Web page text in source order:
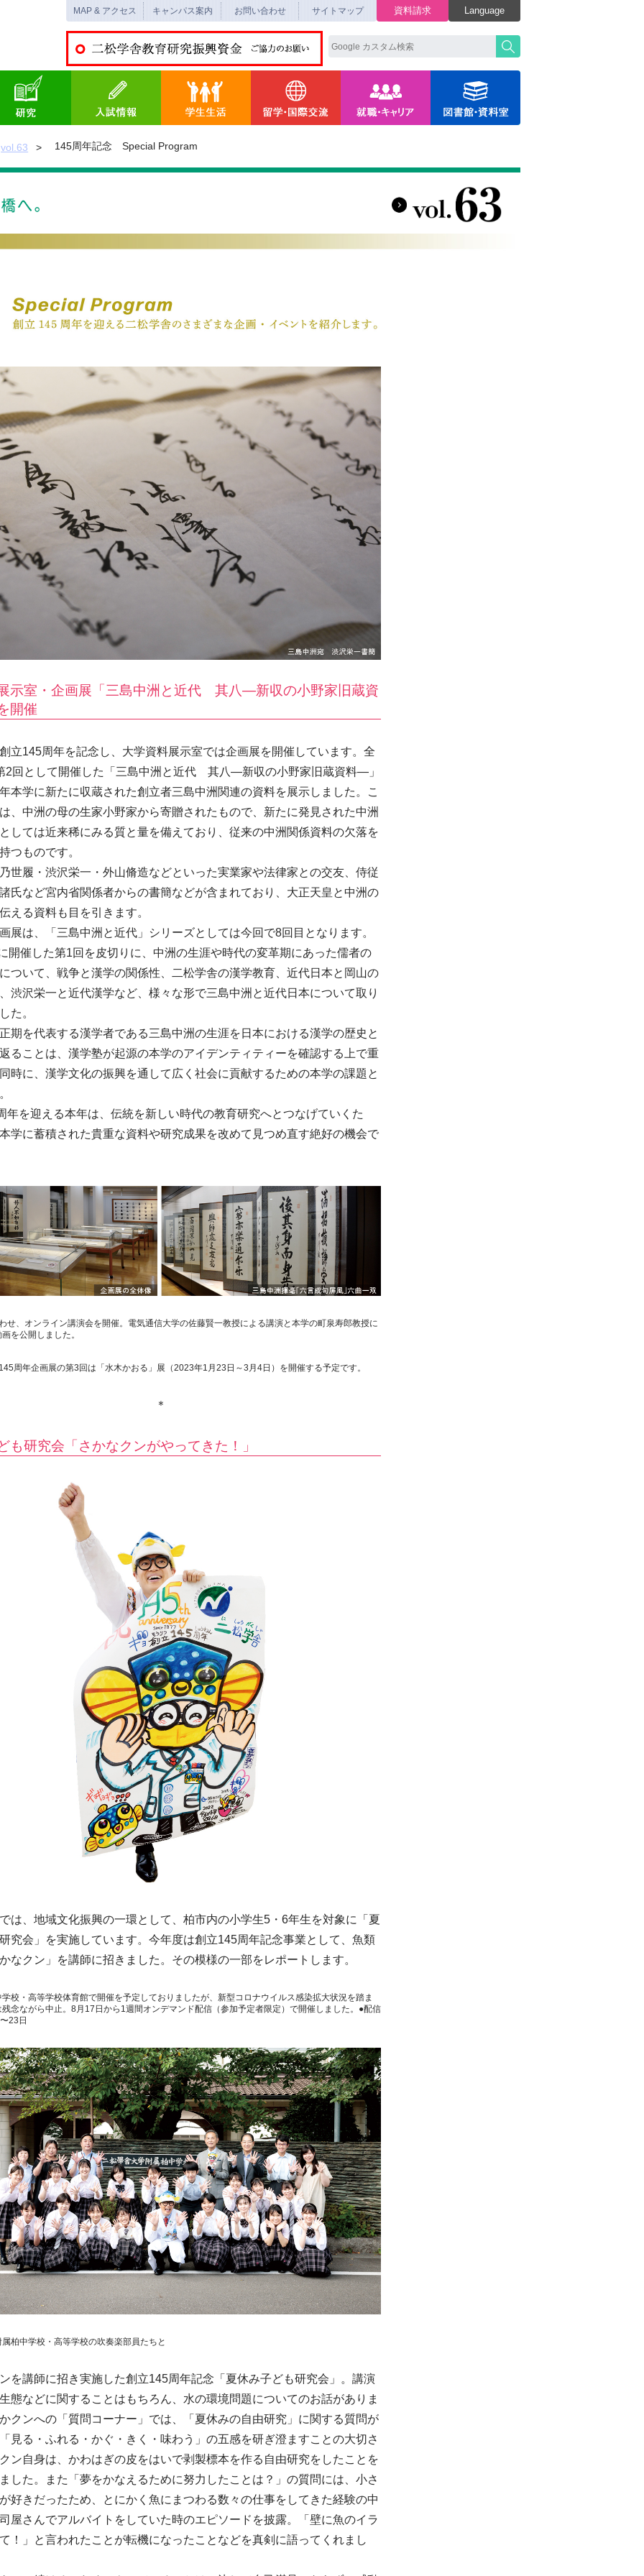
資料請求 Language
MAP & アクセス キャンパス案内 お問い合わせ サイトマップ
vol.63 145周年記念 Special Program
示室・企画展「三島中洲と近代 其八—新収の小野家旧蔵資
開催
立145周年を記念し、大学資料展示室では企画展を開催しています。全
2回として開催した「三島中洲と近代 其八―新収の小野家旧蔵資料―」
本学に新たに収蔵された創立者三島中洲関連の資料を展示しました。こ
、中洲の母の生家小野家から寄贈されたもので、新たに発見された中洲
しては近来稀にみる質と量を備えており、従来の中洲関係資料の欠落を
つものです。
世履・渋沢栄一・外山脩造などといった実業家や法律家との交友、侍従
氏など宮内省関係者からの書簡などが含まれており、大正天皇と中洲の
える資料も目を引きます。
展は、「三島中洲と近代」シリーズとしては今回で8回目となります。
開催した第1回を皮切りに、中洲の生涯や時代の変革期にあった儒者の
ついて、戦争と漢学の関係性、二松学舎の漢学教育、近代日本と岡山の
渋沢栄一と近代漢学など、様々な形で三島中洲と近代日本について取り
た。
期を代表する漢学者である三島中洲の生涯を日本における漢学の歴史と
ることは、漢学塾が起源の本学のアイデンティティーを確認する上で重
時に、漢学文化の振興を通して広く社会に貢献するための本学の課題と
を迎える本年は、伝統を新しい時代の教育研究へとつなげていくた
学に蓄積された貴重な資料や研究成果を改めて見つめ直す絶好の機会で
せ、オンライン講演会を開催。電気通信大学の佐藤賢一教授による講演と本学の町泉寿郎教授に
を公開しました。
周年企画展の第3回は「水木かおる」展（2023年1月23日～3月4日）を開催する予定です。
＊
も研究会「さかなクンがやってきた！」
は、地域文化振興の一環として、柏市内の小学生5・6年生を対象に「夏
究会」を実施しています。今年度は創立145周年記念事業として、魚類
なクン」を講師に招きました。その模様の一部をレポートします。
校・高等学校体育館で開催を予定しておりましたが、新型コロナウイルス感染拡大状況を踏ま
残念ながら中止。8月17日から1週間オンデマンド配信（参加予定者限定）で開催しました。●配信
23日
柏中学校・高等学校の吹奏楽部員たちと
を講師に招き実施した創立145周年記念「夏休み子ども研究会」。講演
態などに関することはもちろん、水の環境問題についてのお話がありま
クンへの「質問コーナー」では、「夏休みの自由研究」に関する質問が
見る・ふれる・かぐ・きく・味わう」の五感を研ぎ澄ますことの大切さ
ン自身は、かわはぎの皮をはいで剥製標本を作る自由研究をしたことを
した。また「夢をかなえるために努力したことは？」の質問には、小さ
好きだったため、とにかく魚にまつわる数々の仕事をしてきた経験の中
屋さんでアルバイトをしていた時のエピソードを披露。「壁に魚のイラ
！」と言われたことが転機になったことなどを真剣に語ってくれまし